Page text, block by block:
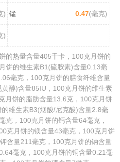
) 锰 0.47(毫克)
)
的热量含量405千卡，100克月饼的
饼的维生素B1(硫胺素)含量0.13毫
毫克，100克月饼的膳食纤维含量
醇)含量85IU，100克月饼的维生素
月饼的脂肪含量13.6克，100克月饼
维生素B3(烟酸/尼克酸)含量2.8毫
克，100克月饼的钙含量64毫克，
克月饼的镁含量43毫克，100克月饼
含量211毫克，100克月饼的钠含量
毫克，100克月饼的铜含量0.21毫